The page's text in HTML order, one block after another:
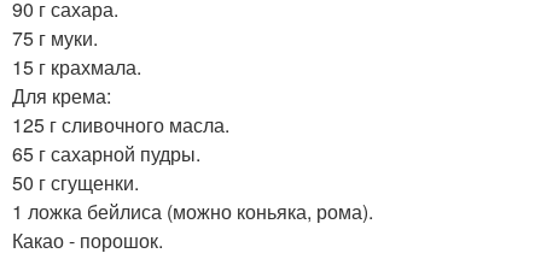
90 г сахара.
75 г муки.
15 г крахмала.
Для крема:
125 г сливочного масла.
65 г сахарной пудры.
50 г сгущенки.
1 ложка бейлиса (можно коньяка, рома).
Какао - порошок.